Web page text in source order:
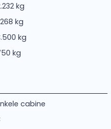
kg
kg
kg
kg
cabine